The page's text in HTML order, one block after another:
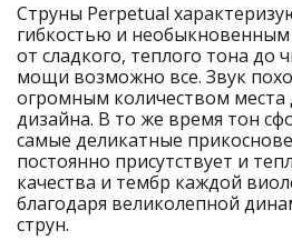
Струны Perpetual
гибкостью и
от сладкого, теплого тона до
мощи возможно все. Звук
огромным количеством места
дизайна. В то же время тон
самые деликатные
постоянно присутствует и
качества и тембр каждой
благодаря великолепной
струн.